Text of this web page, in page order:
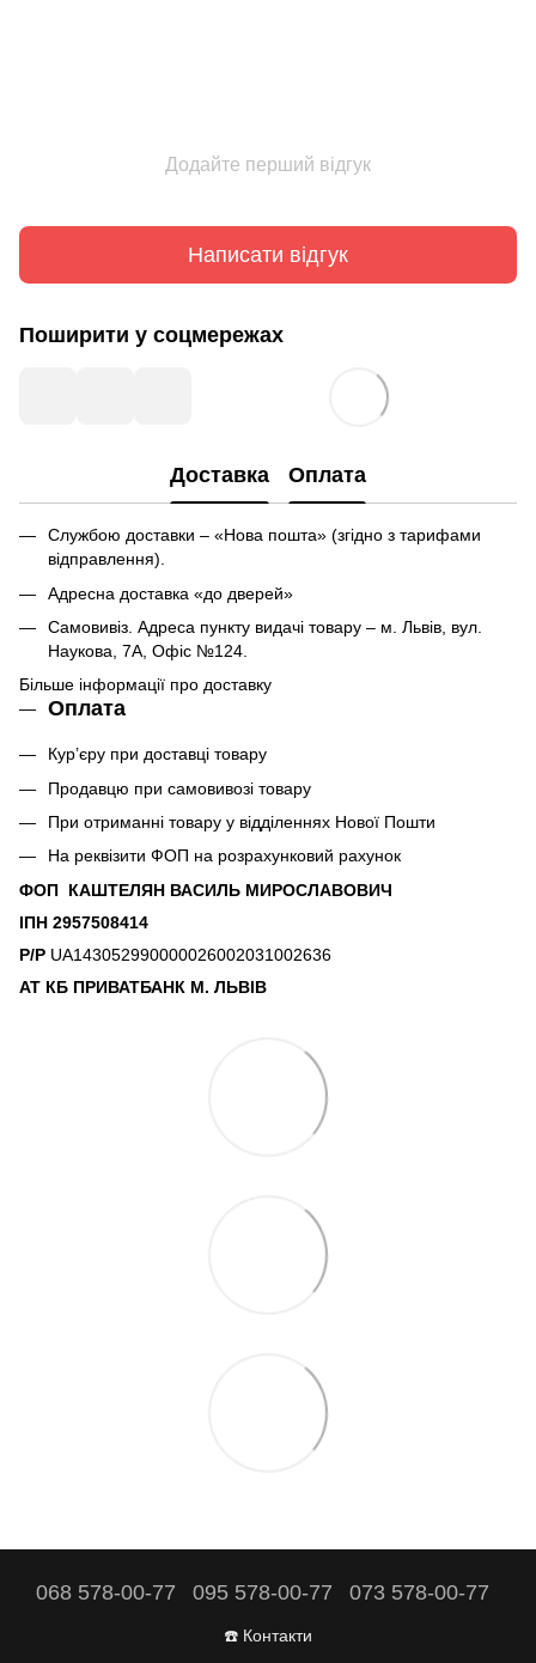
Додайте перший відгук
Написати відгук
Поширити у соцмережах
Доставка Оплата
Службою доставки – «Нова пошта» (згідно з тарифами
відправлення).
Адресна доставка «до дверей»
Самовивіз. Адреса пункту видачі товару – м. Львів, вул.
Наукова, 7А, Офіс №124.
Більше інформації про доставку
Оплата
Кур’єру при доставці товару
Продавцю при самовивозі товару
При отриманні товару у відділеннях Нової Пошти
На реквізити ФОП на розрахунковий рахунок
ФОП КАШТЕЛЯН ВАСИЛЬ МИРОСЛАВОВИЧ
ІПН 2957508414
Р/Р UA143052990000026002031002636
АТ КБ ПРИВАТБАНК М. ЛЬВІВ
068 578-00-77 095 578-00-77 073 578-00-77
☎️ Контакти